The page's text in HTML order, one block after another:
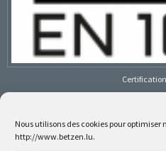
Nous utilisons des cookies pour optimiser
http://www.betzen.lu.
Certification
Follow us on social media